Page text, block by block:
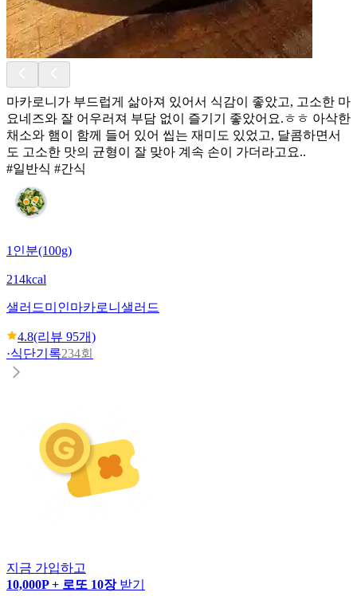
마카로니가 부드럽게 삶아져 있어서 식감이 좋았고, 고소한 마
요네즈와 잘 어우러져 부담 없이 즐기기 좋았어요.ㅎㅎ 아삭한
채소와 햄이 함께 들어 있어 씹는 재미도 있었고, 달콤하면서
도 고소한 맛의 균형이 잘 맞아 계속 손이 가더라고요..
#일반식 #간식
1인분(100g)
214kcal
샐러드미인마카로니샐러드
4.8(리뷰 95개)
·식단기록234회
지금 가입하고
10,000P + 로또 10장 받기